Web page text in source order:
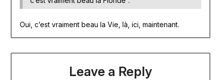
Oui, c’est vraiment beau la Vie, là, ici, maintenant.
Leave a Reply